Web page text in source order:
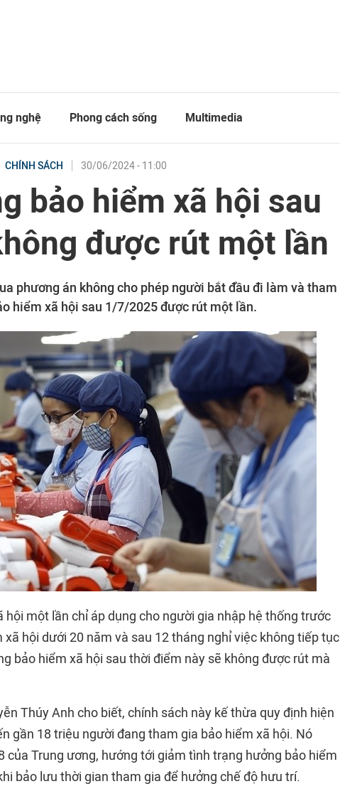
nghệ Phong cách sống Multimedia
CHÍNH SÁCH 30/06/2024 - 11:00
bảo hiểm xã hội sau
được rút một lần
phương án không cho phép người bắt đầu đi làm và tham
hiểm xã hội sau 1/7/2025 được rút một lần.
hội một lần chỉ áp dụng cho người gia nhập hệ thống trước
hội dưới 20 năm và sau 12 tháng nghỉ việc không tiếp tục
bảo hiểm xã hội sau thời điểm này sẽ không được rút mà
Thúy Anh cho biết, chính sách này kế thừa quy định hiện
gần 18 triệu người đang tham gia bảo hiểm xã hội. Nó
của Trung ương, hướng tới giảm tình trạng hưởng bảo hiểm
bảo lưu thời gian tham gia để hưởng chế độ hưu trí.